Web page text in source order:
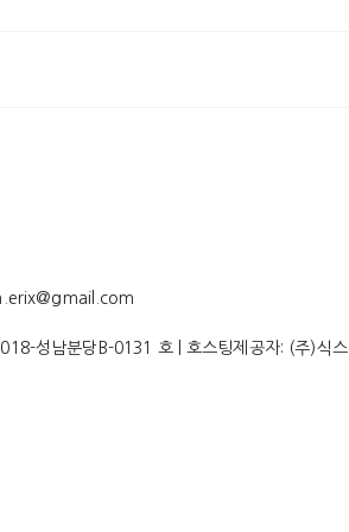
성남분당B-0131 호| 호스팅제공자: (주)식